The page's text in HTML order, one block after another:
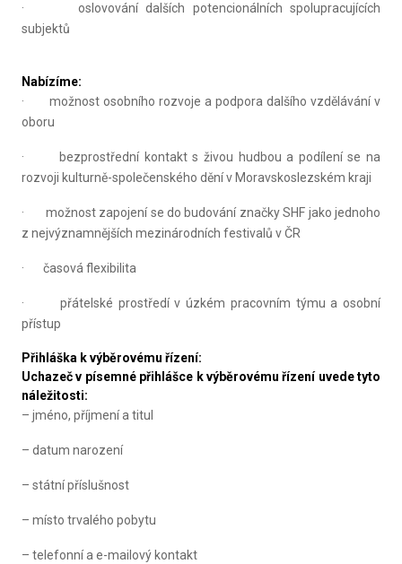
· oslovování dalších potencionálních spolupracujících
subjektů
Nabízíme:
· možnost osobního rozvoje a podpora dalšího vzdělávání v
oboru
· bezprostřední kontakt s živou hudbou a podílení se na
rozvoji kulturně-společenského dění v Moravskoslezském kraji
· možnost zapojení se do budování značky SHF jako jednoho
z nejvýznamnějších mezinárodních festivalů v ČR
· časová flexibilita
· přátelské prostředí v úzkém pracovním týmu a osobní
přístup
Přihláška k výběrovému řízení:
Uchazeč v písemné přihlášce k výběrovému řízení uvede tyto
náležitosti:
– jméno, příjmení a titul
– datum narození
– státní příslušnost
– místo trvalého pobytu
– telefonní a e-mailový kontakt